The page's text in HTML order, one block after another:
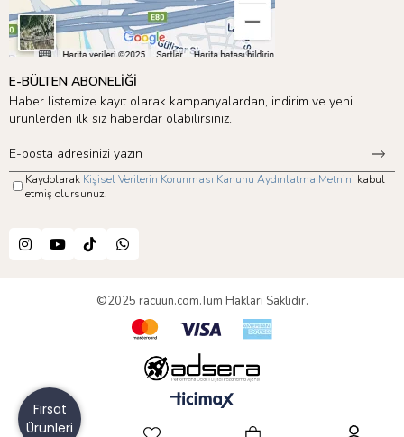
E-BÜLTEN ABONELİĞİ
Haber listemize kayıt olarak kampanyalardan, indirim ve yeni
ürünlerden ilk siz haberdar olabilirsiniz.
Kaydolarak Kişisel Verilerin Korunması Kanunu Aydınlatma Metnini kabul
etmiş olursunuz.
©2025 racuun.com.Tüm Hakları Saklıdır.
Fırsat
Ürünleri